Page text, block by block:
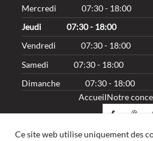
Mercredi
07:30 - 18:00
Jeudi
07:30 - 18:00
Vendredi
07:30 - 18:00
Samedi
07:30 - 18:00
Dimanche
07:30 - 18:00
AccueilNotre
S'abonner à notre
Ce site web utilise uniquement des